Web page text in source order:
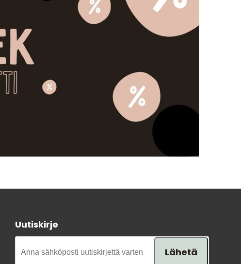
Uutiskirje
Lähetä
Tavaramerkit